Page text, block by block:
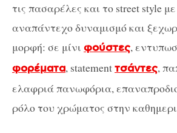
τις πασαρέλες και το street style
αναπάντεχο δυναμισμό και
μορφή: σε μίνι φούστες,
φορέματα, statementτσάντες,
ελαφριά πανωφόρια,
ρόλο του χρώματος στην